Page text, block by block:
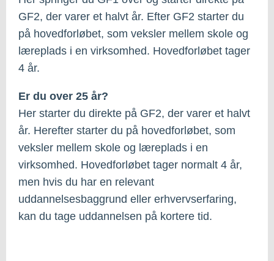
GF2, der varer et halvt år. Efter GF2 starter du
på hovedforløbet, som veksler mellem skole og
læreplads i en virksomhed. Hovedforløbet tager
4 år.
Er du over 25 år?
Her starter du direkte på GF2, der varer et halvt
år. Herefter starter du på hovedforløbet, som
veksler mellem skole og læreplads i en
virksomhed. Hovedforløbet tager normalt 4 år,
men hvis du har en relevant
uddannelsesbaggrund eller erhvervserfaring,
kan du tage uddannelsen på kortere tid.